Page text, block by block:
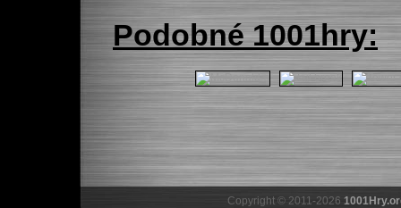
Podobné 1001hry:
Copyright © 2011-2026